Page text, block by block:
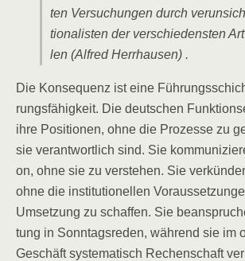
ten Ver­su­chun­gen durch
tio­na­lis­ten der ver­schie­dens­ten
len (Alfred Herrhausen) .
Die Kon­se­quenz ist eine
rungs­fä­hig­keit. Die deut­schen
ihre Posi­tio­nen, ohne die Pro­zes­se zu
sie ver­ant­wort­lich sind. Sie
on, ohne sie zu ver­ste­hen. Sie
ohne die insti­tu­tio­nel­len
Umset­zung zu schaf­fen. Sie
tung in Sonn­tags­re­den, wäh­rend sie im
Geschäft sys­te­ma­tisch Rechen­schaft